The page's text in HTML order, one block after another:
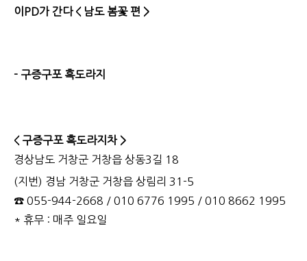
이PD가 간다 < 남도 봄꽃 편 >
- 구증구포 흑도라지
< 구증구포 흑도라지차 >
경상남도 거창군 거창읍 상동3길 18
(지번) 경남 거창군 거창읍 상림리 31-5
☎ 055-944-2668 / 010 6776 1995 / 010 8662 1995
* 휴무 : 매주 일요일